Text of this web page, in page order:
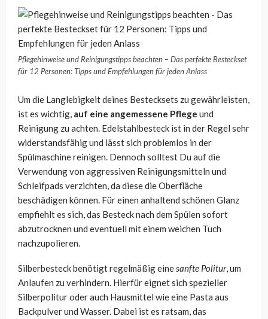
Pflegehinweise und Reinigungstipps beachten – Das perfekte Besteckset
für 12 Personen: Tipps und Empfehlungen für jeden Anlass
Um die Langlebigkeit deines Bestecksets zu gewährleisten,
ist es wichtig, auf eine angemessene Pflege und
Reinigung zu achten. Edelstahlbesteck ist in der Regel sehr
widerstandsfähig und lässt sich problemlos in der
Spülmaschine reinigen. Dennoch solltest Du auf die
Verwendung von aggressiven Reinigungsmitteln und
Schleifpads verzichten, da diese die Oberfläche
beschädigen können. Für einen anhaltend schönen Glanz
empfiehlt es sich, das Besteck nach dem Spülen sofort
abzutrocknen und eventuell mit einem weichen Tuch
nachzupolieren.
Silberbesteck benötigt regelmäßig einesanfte Politur, um
Anlaufen zu verhindern. Hierfür eignet sich spezieller
Silberpolitur oder auch Hausmittel wie eine Pasta aus
Backpulver und Wasser. Dabei ist es ratsam, das